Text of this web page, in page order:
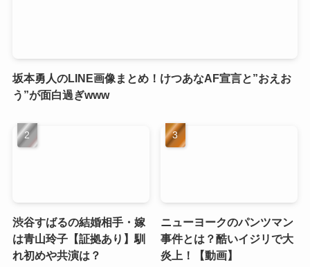
坂本勇人のLINE画像まとめ！けつあなAF宣言と”おえお
う”が面白過ぎwww
渋谷すばるの結婚相手・嫁
は青山玲子【証拠あり】馴
れ初めや共演は？
ニューヨークのパンツマン
事件とは？酷いイジリで大
炎上！【動画】